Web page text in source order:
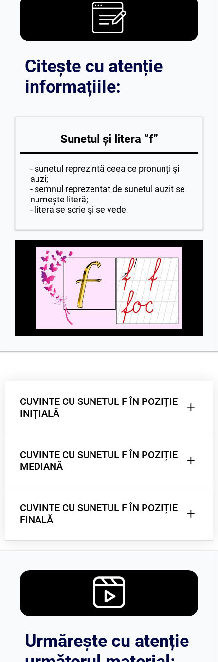
Citește cu atenție
informațiile:
Sunetul și litera ”f”
- sunetul reprezintă ceea ce pronunți și
auzi;
- semnul reprezentat de sunetul auzit se
numește literă;
- litera se scrie și se vede.
CUVINTE CU SUNETUL F ÎN POZIȚIE
INIȚIALĂ
+
floare, fluture, fragi, fiolă, farfurie
CUVINTE CU SUNETUL F ÎN POZIȚIE
MEDIANĂ
+
afară, șofer, stofă, afiș, defect
CUVINTE CU SUNETUL F ÎN POZIȚIE
FINALĂ
+
Urmărește cu atenție